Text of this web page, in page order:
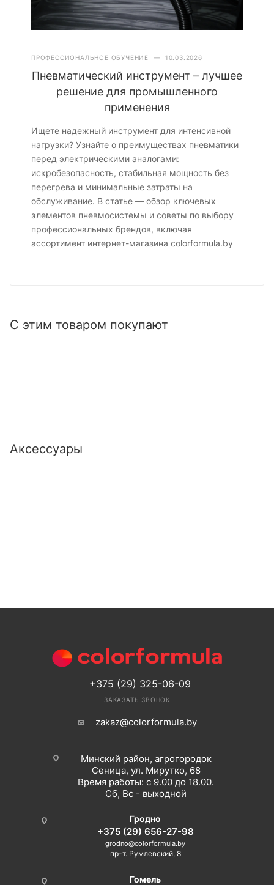
ПРОФЕССИОНАЛЬНОЕ ОБУЧЕНИЕ — 10.03.2026
Пневматический инструмент – лучшее
решение для промышленного
применения
Ищете надежный инструмент для интенсивной
нагрузки? Узнайте о преимуществах пневматики
перед электрическими аналогами:
искробезопасность, стабильная мощность без
перегрева и минимальные затраты на
обслуживание. В статье — обзор ключевых
элементов пневмосистемы и советы по выбору
профессиональных брендов, включая
ассортимент интернет-магазина colorformula.by
С этим товаром покупают
Аксессуары
+375 (29) 325-06-09
ЗАКАЗАТЬ ЗВОНОК
zakaz@colorformula.by
Минский район, агрогородок
Сеница, ул. Мирутко, 68
Время работы: с 9.00 до 18.00.
Сб, Вс - выходной
Гродно
+375 (29) 656-27-98
grodno@colorformula.by
пр-т. Румлевский, 8
Гомель